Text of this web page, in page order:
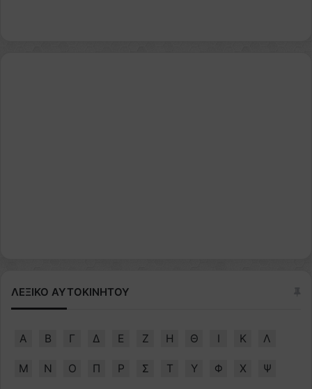
ΛΕΞΙΚΟ ΑΥΤΟΚΙΝΗΤΟΥ
Α Β Γ Δ Ε Ζ Η Θ Ι Κ Λ
Μ Ν Ο Π Ρ Σ Τ Υ Φ Χ Ψ